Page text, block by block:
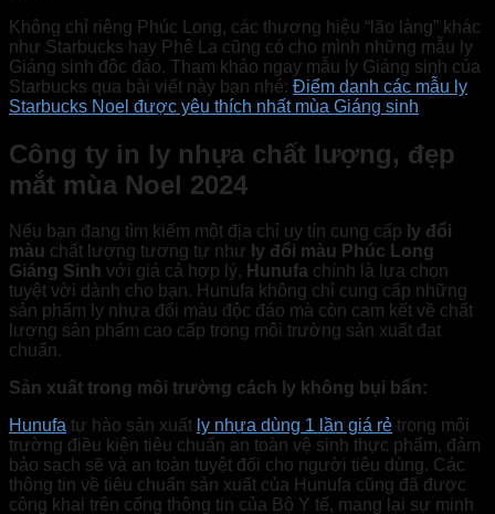
Không chỉ riêng Phúc Long, các thương hiệu “lão làng” khác
như Starbucks hay Phê La cũng có cho mình những mẫu ly
Giáng sinh độc đáo. Tham khảo ngay mẫu ly Giáng sinh của
Starbucks qua bài viết này bạn nhé: Điểm danh các mẫu ly
Starbucks Noel được yêu thích nhất mùa Giáng sinh
Công ty in ly nhựa chất lượng, đẹp
mắt mùa Noel 2024
Nếu bạn đang tìm kiếm một địa chỉ uy tín cung cấp ly đổi
màu chất lượng tương tự như ly đổi màu Phúc Long
Giáng Sinh với giá cả hợp lý, Hunufa chính là lựa chọn
tuyệt vời dành cho bạn. Hunufa không chỉ cung cấp những
sản phẩm ly nhựa đổi màu độc đáo mà còn cam kết về chất
lượng sản phẩm cao cấp trong môi trường sản xuất đạt
chuẩn.
Sản xuất trong môi trường cách ly không bụi bẩn:
Hunufa tự hào sản xuất ly nhựa dùng 1 lần giá rẻ trong môi
trường điều kiện tiêu chuẩn an toàn vệ sinh thực phẩm, đảm
bảo sạch sẽ và an toàn tuyệt đối cho người tiêu dùng. Các
thông tin về tiêu chuẩn sản xuất của Hunufa cũng đã được
công khai trên cổng thông tin của Bộ Y tế, mang lại sự minh